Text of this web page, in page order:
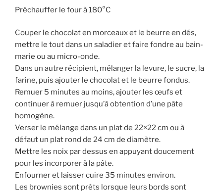
Préchauffer le four à 180°C
Couper le chocolat en morceaux et le beurre en dés,
mettre le tout dans un saladier et faire fondre au bain-
marie ou au micro-onde.
Dans un autre récipient, mélanger la levure, le sucre, la
farine, puis ajouter le chocolat et le beurre fondus.
Remuer 5 minutes au moins, ajouter les œufs et
continuer à remuer jusqu’à obtention d’une pâte
homogène.
Verser le mélange dans un plat de 22×22 cm ou à
défaut un plat rond de 24 cm de diamètre.
Mettre les noix par dessus en appuyant doucement
pour les incorporer à la pâte.
Enfourner et laisser cuire 35 minutes environ.
Les brownies sont prêts lorsque leurs bords sont